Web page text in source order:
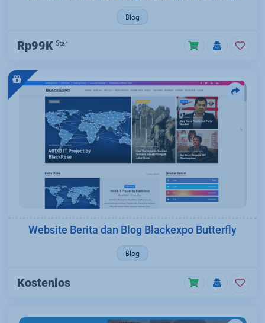
Blog
Rp99K Star
Website Berita dan Blog Blackexpo Butterfly
Blog
Kostenlos